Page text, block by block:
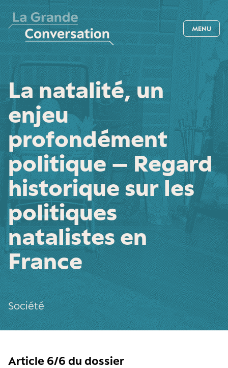
MENU
La natalité, un
enjeu
profondément
politique – Regard
historique sur les
politiques
natalistes en
France
Société
Article 6/6 du dossier